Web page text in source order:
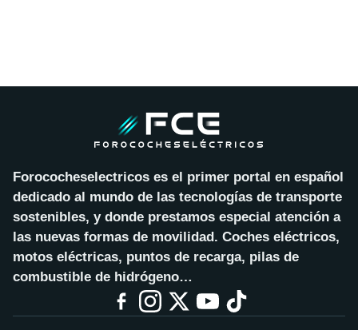
Forococheselectricos es el primer portal en español
dedicado al mundo de las tecnologías de transporte
sostenibles, y donde prestamos especial atención a
las nuevas formas de movilidad. Coches eléctricos,
motos eléctricas, puntos de recarga, pilas de
combustible de hidrógeno…